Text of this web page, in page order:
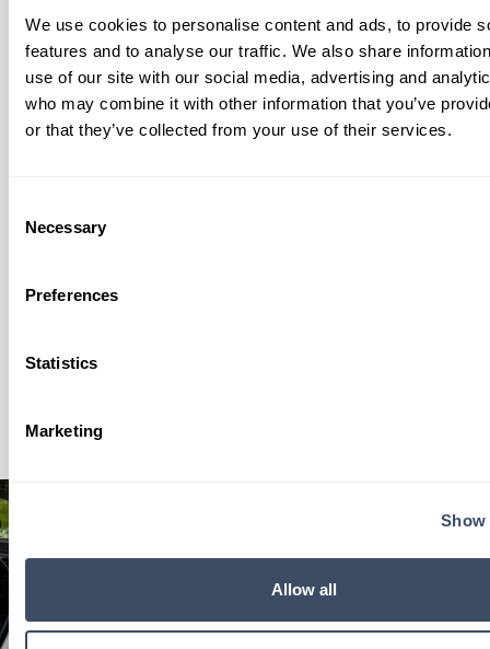
We use cookies to personalise content and ads, to provide
features and to analyse our traffic. We also share
use of our site with our social media, advertising and
who may combine it with other information that you’ve
or that they’ve collected from your use of their services.
Selection
Necessary
Preferences
Statistics
Marketing
Show
Allow all